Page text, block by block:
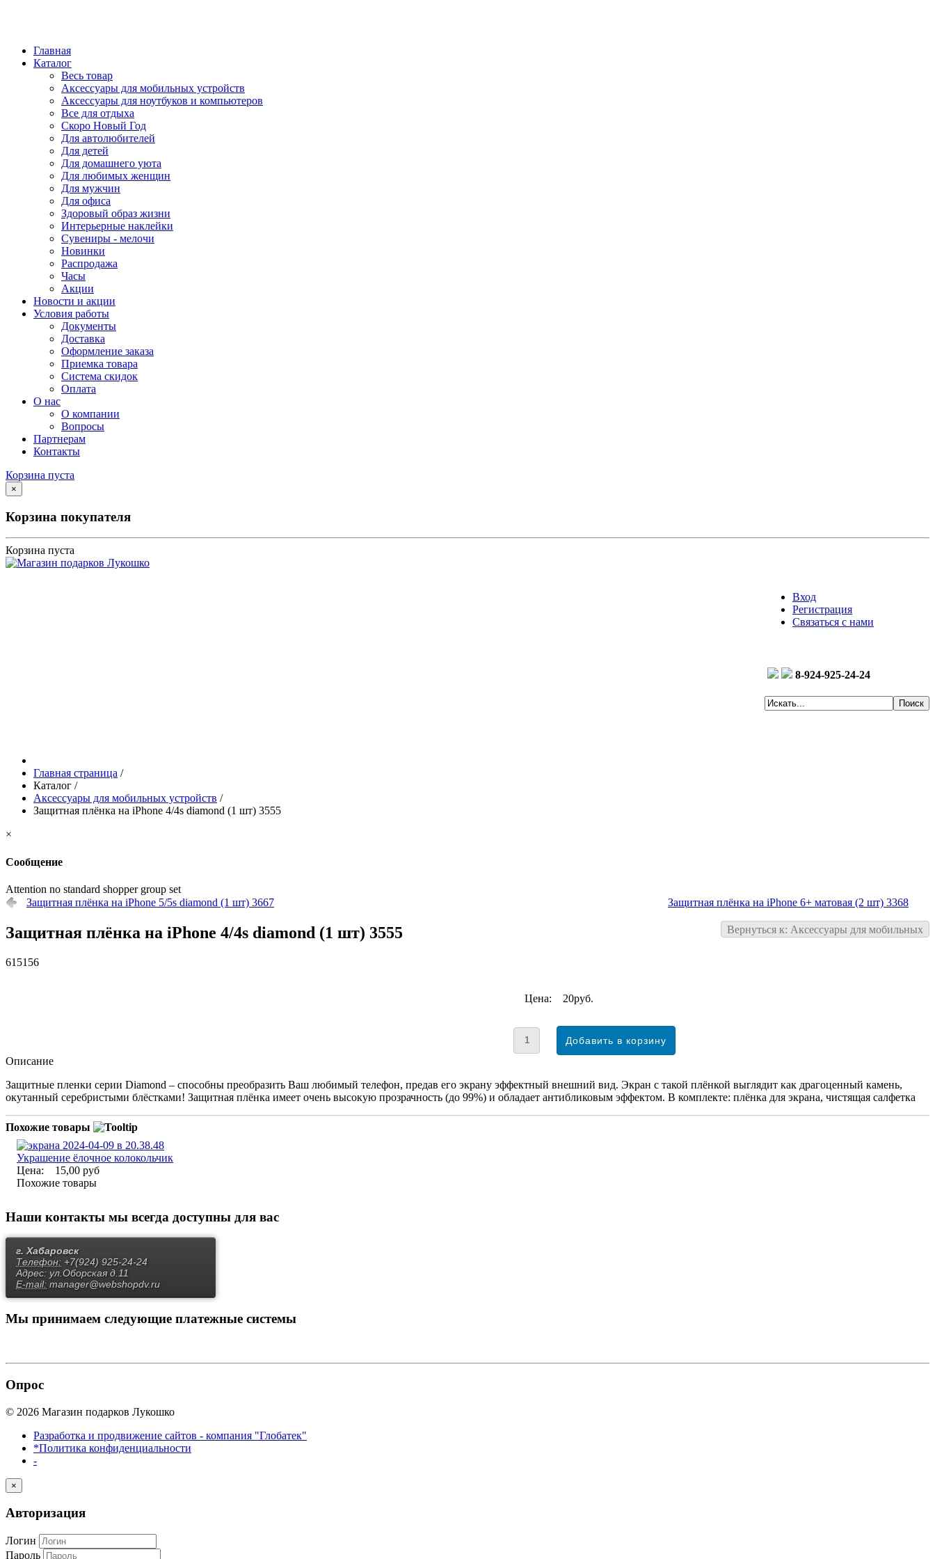
Главная
Каталог
Весь товар
Аксессуары для мобильных устройств
Аксессуары для ноутбуков и компьютеров
Все для отдыха
Скоро Новый Год
Для автолюбителей
Для детей
Для домашнего уюта
Для любимых женщин
Для мужчин
Для офиса
Здоровый образ жизни
Интерьерные наклейки
Сувениры - мелочи
Новинки
Распродажа
Часы
Акции
Новости и акции
Условия работы
Документы
Доставка
Оформление заказа
Приемка товара
Система скидок
Оплата
О нас
О компании
Вопросы
Партнерам
Контакты
Корзина пуста
×
Корзина покупателя
Корзина пуста
Вход
Регистрация
Связаться с нами
8-924-925-24-24
Главная страница /
Каталог /
Аксессуары для мобильных устройств /
Защитная плёнка на iPhone 4/4s diamond (1 шт) 3555
×
Сообщение
Attention no standard shopper group set
Защитная плёнка на iPhone 5/5s diamond (1 шт) 3667
Защитная плёнка на iPhone 6+ матовая (2 шт) 3368
Вернуться к: Аксессуары для мобильных
Защитная плёнка на iPhone 4/4s diamond (1 шт) 3555
615156
Цена: 20руб.
Описание
Защитные пленки серии Diamond – способны преобразить Ваш любимый телефон, предав его экрану эффектный внешний вид. Экран с такой плёнкой выглядит как драгоценный камень,
окутанный серебристыми блёстками! Защитная плёнка имеет очень высокую прозрачность (до 99%) и обладает антибликовым эффектом. В комплекте: плёнка для экрана, чистящая салфетка
Похожие товары
Украшение ёлочное колокольчик
Цена:
15,00 руб
Похожие товары
Наши контакты мы всегда доступны для вас
г. Хабаровск
Телефон: +7(924) 925-24-24
Адрес: ул.Оборская д.11
E-mail: manager@webshopdv.ru
Мы принимаем следующие платежные системы
Опрос
© 2026 Магазин подарков Лукошко
Разработка и продвижение сайтов - компания "Глобатек"
*Политика конфиденциальности
-
×
Авторизация
Логин
Пароль